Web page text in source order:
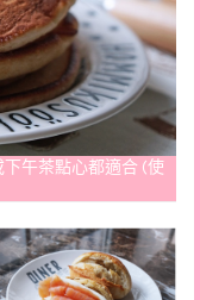
午茶點心都適合 (使